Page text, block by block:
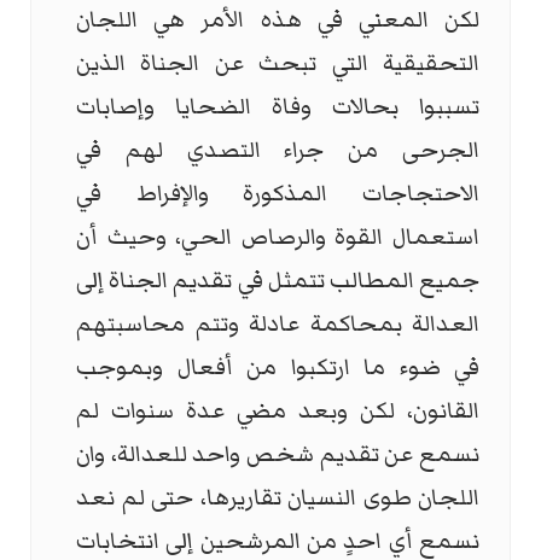
لكن المعني في هذه الأمر هي اللجان
التحقيقية التي تبحث عن الجناة الذين
تسببوا بحالات وفاة الضحايا وإصابات
الجرحى من جراء التصدي لهم في
الاحتجاجات المذكورة والإفراط في
استعمال القوة والرصاص الحي، وحيث أن
جميع المطالب تتمثل في تقديم الجناة إلى
العدالة بمحاكمة عادلة وتتم محاسبتهم
في ضوء ما ارتكبوا من أفعال وبموجب
القانون، لكن وبعد مضي عدة سنوات لم
نسمع عن تقديم شخص واحد للعدالة، وان
اللجان طوى النسيان تقاريرها، حتى لم نعد
نسمع أي احدٍ من المرشحين إلى انتخابات